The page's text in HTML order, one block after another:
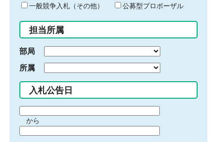
ド
入
力
一般競争入札（その他）
公募型プロポーザル
担当所属
部局
所属
入札公告日
間から